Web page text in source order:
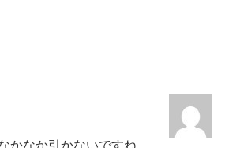
かなか引かないですね。